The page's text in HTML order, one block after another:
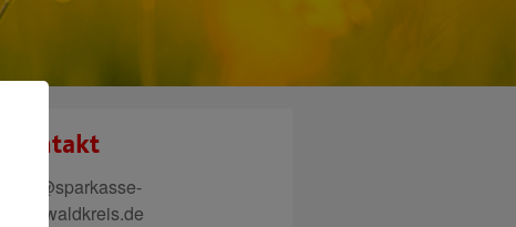
Kontakt
mail@sparkasse-
odenwaldkreis.de